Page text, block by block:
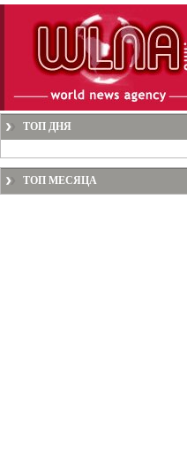
ТОП ДНЯ
ТОП МЕСЯЦА